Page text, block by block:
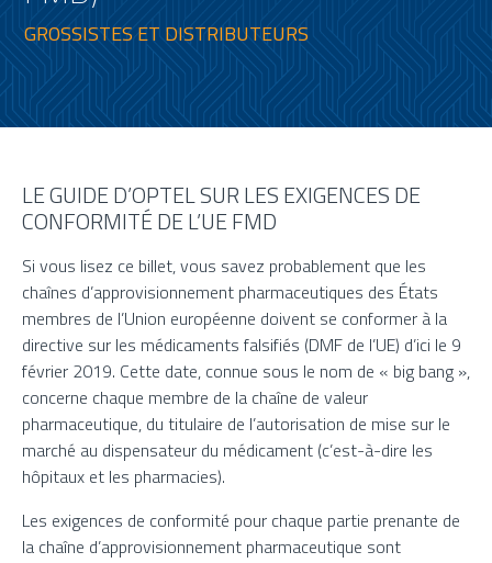
GROSSISTES ET DISTRIBUTEURS
LE GUIDE D’OPTEL SUR LES EXIGENCES DE
CONFORMITÉ DE L’UE FMD
Si vous lisez ce billet, vous savez probablement que les
chaînes d’approvisionnement pharmaceutiques des États
membres de l’Union européenne doivent se conformer à la
directive sur les médicaments falsifiés (DMF de l’UE) d’ici le 9
février 2019. Cette date, connue sous le nom de « big bang »,
concerne chaque membre de la chaîne de valeur
pharmaceutique, du titulaire de l’autorisation de mise sur le
marché au dispensateur du médicament (c’est-à-dire les
hôpitaux et les pharmacies).
Les exigences de conformité pour chaque partie prenante de
la chaîne d’approvisionnement pharmaceutique sont